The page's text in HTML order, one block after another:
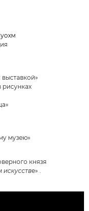
музею»
князя
искусстве» .